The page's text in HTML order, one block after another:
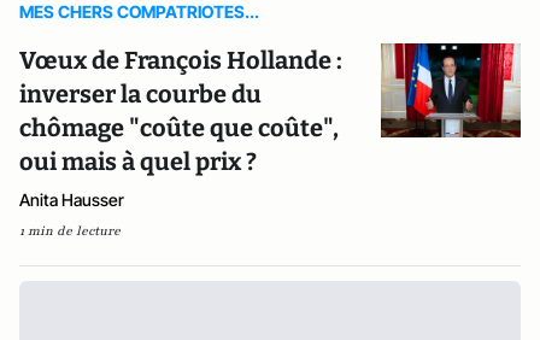
MES CHERS COMPATRIOTES...
Vœux de François Hollande :
inverser la courbe du
chômage "coûte que coûte",
oui mais à quel prix ?
Anita Hausser
1 min de lecture